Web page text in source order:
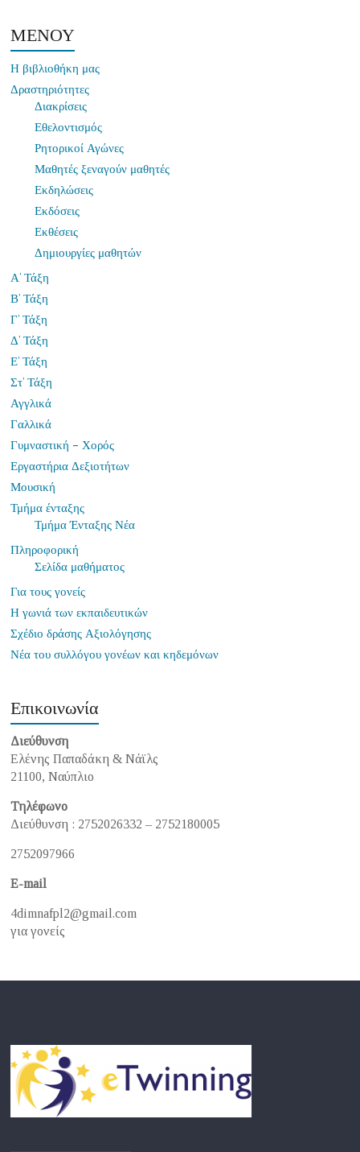
ΜΕΝΟΥ
Η βιβλιοθήκη μας
Δραστηριότητες
Διακρίσεις
Εθελοντισμός
Ρητορικοί Αγώνες
Μαθητές ξεναγούν μαθητές
Εκδηλώσεις
Εκδόσεις
Εκθέσεις
Δημιουργίες μαθητών
Α’ Τάξη
Β’ Τάξη
Γ’ Τάξη
Δ’ Τάξη
Ε’ Τάξη
Στ’ Τάξη
Αγγλικά
Γαλλικά
Γυμναστική – Χορός
Εργαστήρια Δεξιοτήτων
Μουσική
Τμήμα ένταξης
Τμήμα Ένταξης Νέα
Πληροφορική
Σελίδα μαθήματος
Για τους γονείς
Η γωνιά των εκπαιδευτικών
Σχέδιο δράσης Αξιολόγησης
Νέα του συλλόγου γονέων και κηδεμόνων
Επικοινωνία
Διεύθυνση
Ελένης Παπαδάκη & Νάϊλς
21100, Ναύπλιο
Τηλέφωνο
Διεύθυνση : 2752026332 – 2752180005
2752097966
E-mail
4dimnafpl2@gmail.com
για γονείς